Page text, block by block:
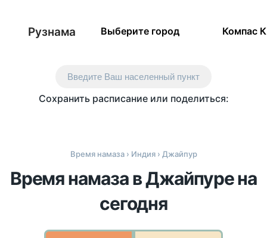
Рузнама Выберите город Компас
Введите Ваш населенный пункт
Сохранить расписание или поделиться:
Время намаза› Индия› Джайпур
Время намаза в Джайпуре на
сегодня